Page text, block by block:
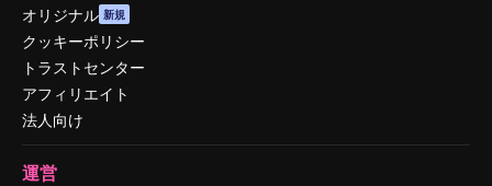
オリジナル 新規
クッキーポリシー
トラストセンター
アフィリエイト
法人向け
運営